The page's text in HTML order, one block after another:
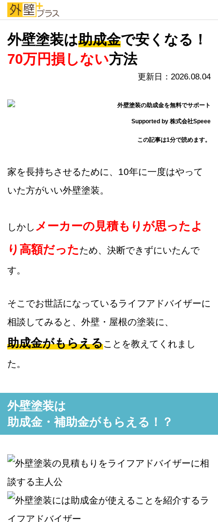
外壁塗装は助成金で安くなる！
70万円損しない方法
更新日：2026.08.04
Supported by 株式会社Speee
この記事は1分で読めます。
家を長持ちさせるために、10年に一度はやって
いた方がいい外壁塗装。
しかし メーカーの見積もりが思ったよ
り高額だったため、決断できずにいたんで
す。
そこでお世話になっているライフアドバイザーに
相談してみると、外壁・屋根の塗装に、
助成金がもらえることを教えてくれまし
た。
外壁塗装は
助成金・補助金がもらえる！？